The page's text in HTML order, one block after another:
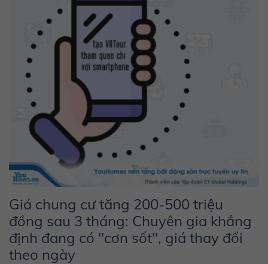
Giá chung cư tăng 200-500 triệu
đồng sau 3 tháng: Chuyên gia khẳng
định đang có "cơn sốt", giá thay đổi
theo ngày